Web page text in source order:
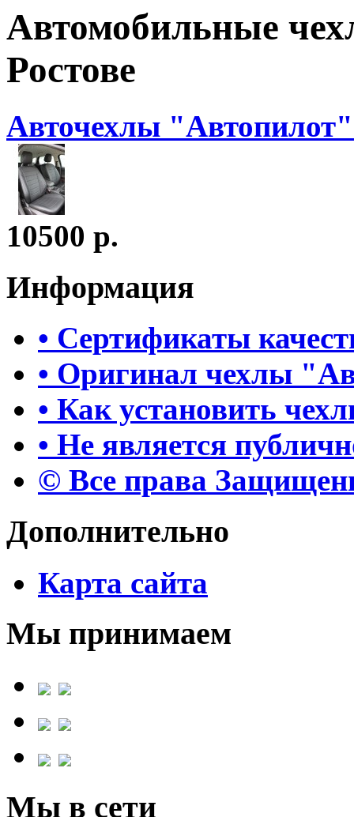
Автомобильные
Ростове
Авточехлы
10500 р.
Информация
• Сертификаты
• Оригинал чехлы
• Как установить
• Не является
© Все права
Дополнительно
Карта сайта
Мы принимаем
Мы в сети